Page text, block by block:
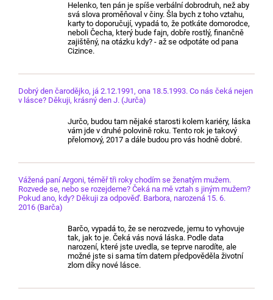
Helenko, ten pán je spíše verbální dobrodruh, než aby
svá slova proměňoval v činy. Šla bych z toho vztahu,
karty to doporučují, vypadá to, že potkáte domorodce,
neboli Čecha, který bude fajn, dobře rostlý, finančně
zajištěný, na otázku kdy? - až se odpotáte od pana
Cizince.
Dobrý den čarodějko, já 2.12.1991, ona 18.5.1993. Co nás čeká nejen
v lásce? Děkuji, krásný den J. (Jurča)
Jurčo, budou tam nějaké starosti kolem kariéry, láska
vám jde v druhé polovině roku. Tento rok je takový
přelomový, 2017 a dále budou pro vás hodně dobré.
Vážená paní Argoni, téměř tři roky chodím se ženatým mužem.
Rozvede se, nebo se rozejdeme? Čeká na mě vztah s jiným mužem?
Pokud ano, kdy? Děkuji za odpověď. Barbora, narozená 15. 6.
2016 (Barča)
Barčo, vypadá to, že se nerozvede, jemu to vyhovuje
tak, jak to je. Čeká vás nová láska. Podle data
narození, které jste uvedla, se teprve narodíte, ale
možné jste si sama tím datem předpověděla životní
zlom díky nové lásce.